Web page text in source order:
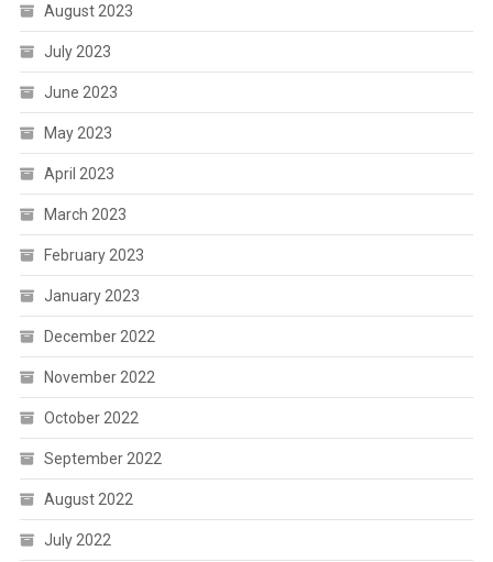
August 2023
July 2023
June 2023
May 2023
April 2023
March 2023
February 2023
January 2023
December 2022
November 2022
October 2022
September 2022
August 2022
July 2022